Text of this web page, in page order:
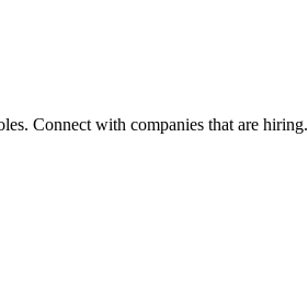
Connect with companies that are hiring.